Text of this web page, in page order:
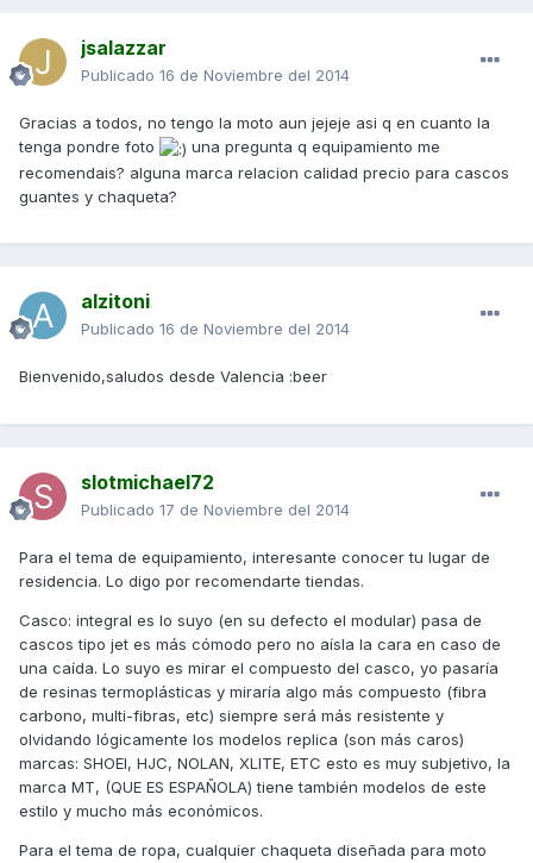
jsalazzar
Publicado 16 de Noviembre del 2014
Gracias a todos, no tengo la moto aun jejeje asi q en cuanto la
tenga pondre foto
una pregunta q equipamiento me
recomendais? alguna marca relacion calidad precio para cascos
guantes y chaqueta?
alzitoni
Publicado 16 de Noviembre del 2014
Bienvenido,saludos desde Valencia :beer
slotmichael72
Publicado 17 de Noviembre del 2014
Para el tema de equipamiento, interesante conocer tu lugar de
residencia. Lo digo por recomendarte tiendas.
Casco: integral es lo suyo (en su defecto el modular) pasa de
cascos tipo jet es más cómodo pero no aísla la cara en caso de
una caída. Lo suyo es mirar el compuesto del casco, yo pasaría
de resinas termoplásticas y miraría algo más compuesto (fibra
carbono, multi-fibras, etc) siempre será más resistente y
olvidando lógicamente los modelos replica (son más caros)
marcas: SHOEI, HJC, NOLAN, XLITE, ETC esto es muy subjetivo, la
marca MT, (QUE ES ESPAÑOLA) tiene también modelos de este
estilo y mucho más económicos.
Para el tema de ropa, cualquier chaqueta diseñada para moto